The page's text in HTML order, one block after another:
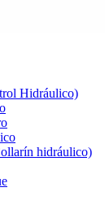
Hidráulico)
hidráulico)